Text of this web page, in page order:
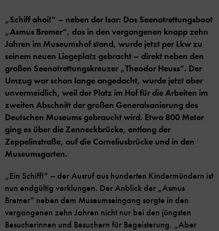
„Schiff ahoi!“ – neben der Isar: Das Seenotrettungsboot
„Asmus Bremer“, das in den vergangenen knapp zehn
Jahren im Museumshof stand, wurde jetzt per Lkw zu
seinem neuen Liegeplatz gebracht – direkt neben den
großen Seenotrettungskreuzer „Theodor Heuss“. Der
Umzug war schon lange angedacht, wurde jetzt aber
unvermeidlich, weil der Platz im Hof für die Arbeiten im
zweiten Abschnitt der großen Generalsanierung des
Deutschen Museums gebraucht wird. Etwa 800 Meter
ging es über die Zenneckbrücke, entlang der
Zeppelinstraße, auf die Corneliusbrücke und in den
Museumsgarten.
„Ein Schiff!“ – der Ausruf aus hunderten Kindermündern ist
nun endgültig verklungen. Der Anblick der „Asmus
Bremer“ neben dem Museumseingang sorgte in den
vergangenen zehn Jahren nicht nur bei den jüngsten
Besucherinnen und Besuchern für Begeisterung. „Aber